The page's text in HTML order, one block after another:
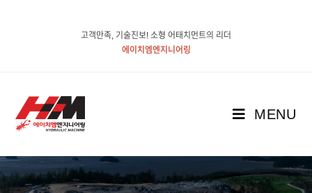
고객만족, 기술진보! 소형 어태치먼트의 리더
에이치엠엔지니어링
MENU